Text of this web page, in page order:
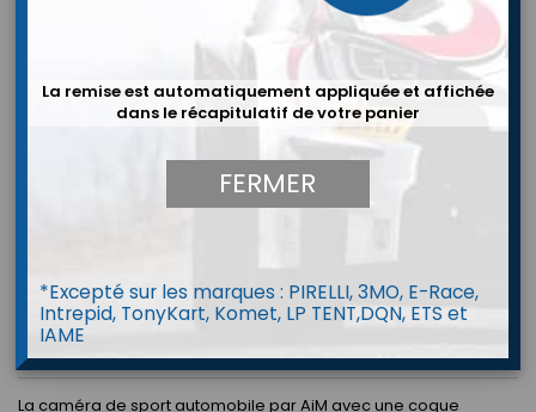
Smarty Cam 3 GP Full HD 84°
La caméra de sport automobile par AiM avec une coque
La remise est automatiquement appliquée et affichée
dans le récapitulatif de votre panier
FERMER
*Excepté sur les marques : PIRELLI, 3MO, E-Race,
Intrepid, TonyKart, Komet, LP TENT,DQN, ETS et
IAME